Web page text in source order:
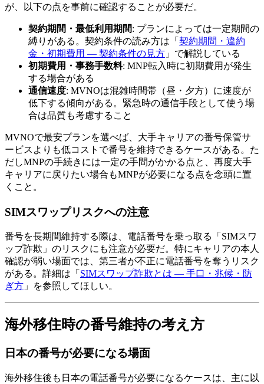
が、以下の点を事前に確認することが必要だ。
契約期間・最低利用期間: プランによっては一定期間の
縛りがある。契約条件の読み方は「 契約期間・違約
金・初期費用 — 契約条件の見方 」で解説している
初期費用・事務手数料: MNP転入時に初期費用が発生
する場合がある
通信速度: MVNOは混雑時間帯（昼・夕方）に速度が
低下する傾向がある。緊急時の通信手段として使う場
合は品質も考慮すること
MVNOで最安プランを選べば、大手キャリアの番号保管サ
ービスよりも低コストで番号を維持できるケースがある。た
だしMNPの手続きには一定の手間がかかる点と、再度大手
キャリアに戻りたい場合もMNPが必要になる点を念頭に置
くこと。
SIMスワップリスクへの注意
番号を長期間維持する際は、電話番号を乗っ取る「SIMスワ
ップ詐欺」のリスクにも注意が必要だ。特にキャリアの本人
確認が弱い場面では、第三者が不正に電話番号を奪うリスク
がある。詳細は「 SIMスワップ詐欺とは — 手口・兆候・防
ぎ方 」を参照してほしい。
海外移住時の番号維持の考え方
日本の番号が必要になる場面
海外移住後も日本の電話番号が必要になるケースは、主に以